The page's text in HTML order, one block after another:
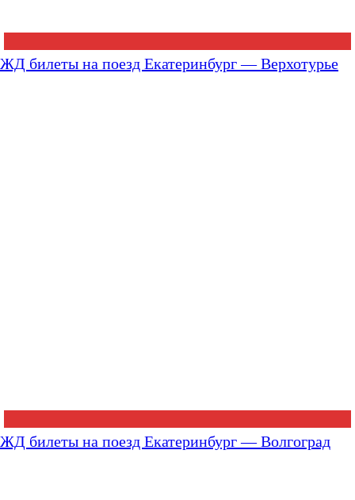
ЖД билеты на поезд Екатеринбург — Верхотурье
ЖД билеты на поезд Екатеринбург — Волгоград